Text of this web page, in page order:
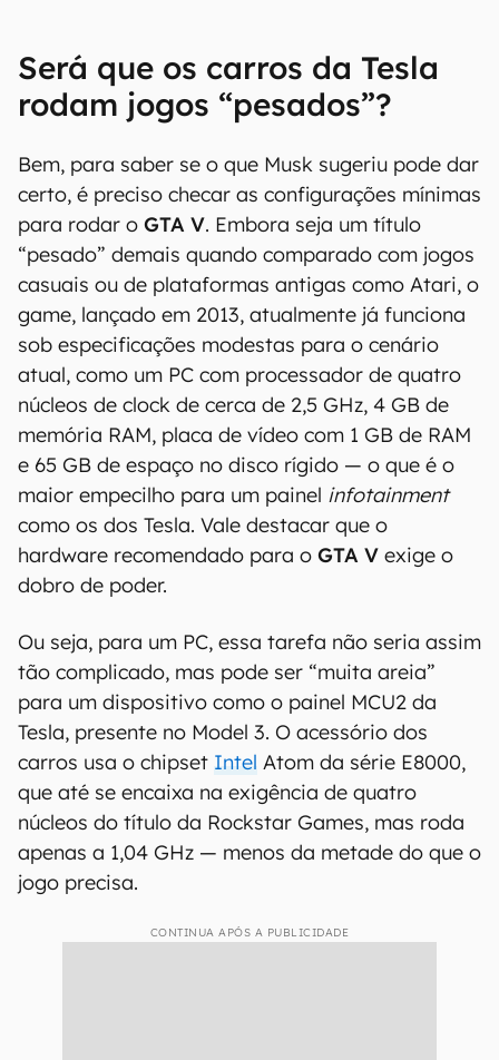
Será que os carros da Tesla
rodam jogos “pesados”?
Bem, para saber se o que Musk sugeriu pode dar
certo, é preciso checar as configurações mínimas
para rodar o GTA V. Embora seja um título
“pesado” demais quando comparado com jogos
casuais ou de plataformas antigas como Atari, o
game, lançado em 2013, atualmente já funciona
sob especificações modestas para o cenário
atual, como um PC com processador de quatro
núcleos de clock de cerca de 2,5 GHz, 4 GB de
memória RAM, placa de vídeo com 1 GB de RAM
e 65 GB de espaço no disco rígido — o que é o
maior empecilho para um painel infotainment
como os dos Tesla. Vale destacar que o
hardware recomendado para o GTA V exige o
dobro de poder.
Ou seja, para um PC, essa tarefa não seria assim
tão complicado, mas pode ser “muita areia”
para um dispositivo como o painel MCU2 da
Tesla, presente no Model 3. O acessório dos
carros usa o chipset Intel Atom da série E8000,
que até se encaixa na exigência de quatro
núcleos do título da Rockstar Games, mas roda
apenas a 1,04 GHz — menos da metade do que o
jogo precisa.
CONTINUA APÓS A PUBLICIDADE